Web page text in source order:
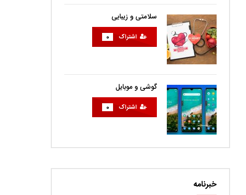
سلامتی و زیبایی
اشتراک 0
گوشی و موبایل
اشتراک 0
خبرنامه